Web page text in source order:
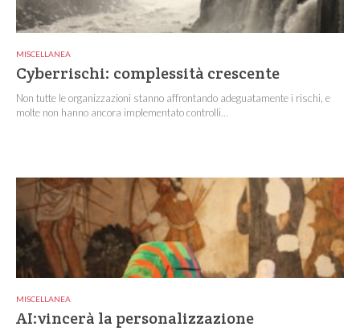
MISCELLANEA
Cyberrischi: complessità crescente
Non tutte le organizzazioni stanno affrontando adeguatamente i rischi, e
molte non hanno ancora implementato controlli...
MISCELLANEA
AI:vincerà la personalizzazione